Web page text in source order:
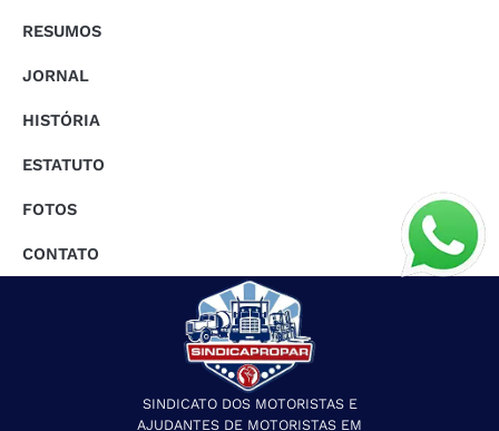
RESUMOS
JORNAL
HISTÓRIA
ESTATUTO
FOTOS
CONTATO
SINDICATO DOS MOTORISTAS E
AJUDANTES DE MOTORISTAS EM